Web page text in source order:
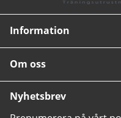
Information
Om oss
Nyhetsbrev